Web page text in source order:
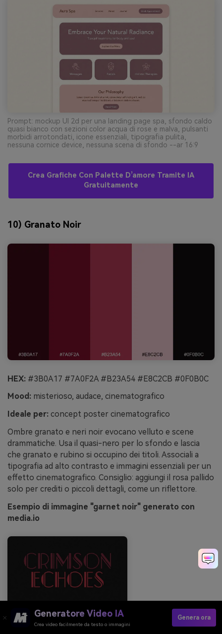
Prompt: mockup UI 2d per una landing page spa, sfondo caldo
quasi bianco con sezioni color acqua di rose e malva, pulsanti
morbidi arrotondati, icone essenziali, tipografia pulita,
nessuna cornice device, nessuna scena di sfondo --ar 16:9
Crea Grafiche Con Palette D’amore Tramite IA
Gratuitamente
10) Granato Noir
HEX: #3B0A17 #7A0F2A #B23A54 #E8C2CB #0F0B0C
Mood: misterioso, audace, cinematografico
Ideale per: concept poster cinematografico
Ombre granato e neri noir evocano velluto e scene
drammatiche. Usa il quasi-nero per lo sfondo e lascia
che granato e rubino si occupino dei titoli. Associali a
tipografia ad alto contrasto e immagini essenziali per un
effetto cinematografico. Consiglio: aggiungi il rosa pallido
solo per crediti o piccoli dettagli, come un riflettore.
Esempio di immagine "garnet noir" generato con
media.io
Generatore Video IA
Crea video facilmente da testo o immagini
Genera ora